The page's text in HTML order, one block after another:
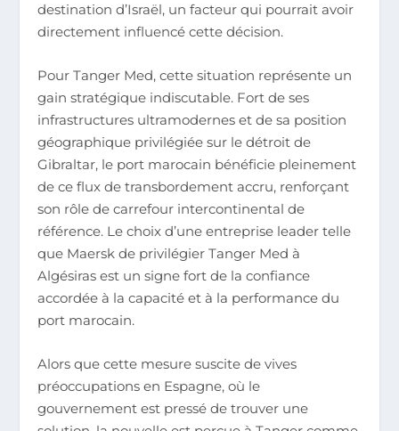
destination d’Israël, un facteur qui pourrait avoir
directement influencé cette décision.
Pour Tanger Med, cette situation représente un
gain stratégique indiscutable. Fort de ses
infrastructures ultramodernes et de sa position
géographique privilégiée sur le détroit de
Gibraltar, le port marocain bénéficie pleinement
de ce flux de transbordement accru, renforçant
son rôle de carrefour intercontinental de
référence. Le choix d’une entreprise leader telle
que Maersk de privilégier Tanger Med à
Algésiras est un signe fort de la confiance
accordée à la capacité et à la performance du
port marocain.
Alors que cette mesure suscite de vives
préoccupations en Espagne, où le
gouvernement est pressé de trouver une